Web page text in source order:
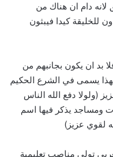
لانه دام ان هناك من
للخليقة كيدا فيبثون
بد ان يكون بجانبهم من
يسمى في الشرع الحكيم
(ولولا دفع الله الناس
ومساجد يذكر فيها اسم
لقوي عزيز)
تولي مناصب تعليمية